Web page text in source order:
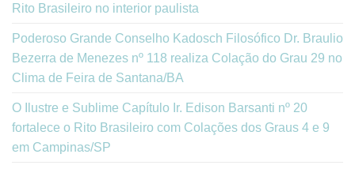
Rito Brasileiro no interior paulista
Poderoso Grande Conselho Kadosch Filosófico Dr. Braulio
Bezerra de Menezes nº 118 realiza Colação do Grau 29 no
Clima de Feira de Santana/BA
O Ilustre e Sublime Capítulo Ir. Edison Barsanti nº 20
fortalece o Rito Brasileiro com Colações dos Graus 4 e 9
em Campinas/SP